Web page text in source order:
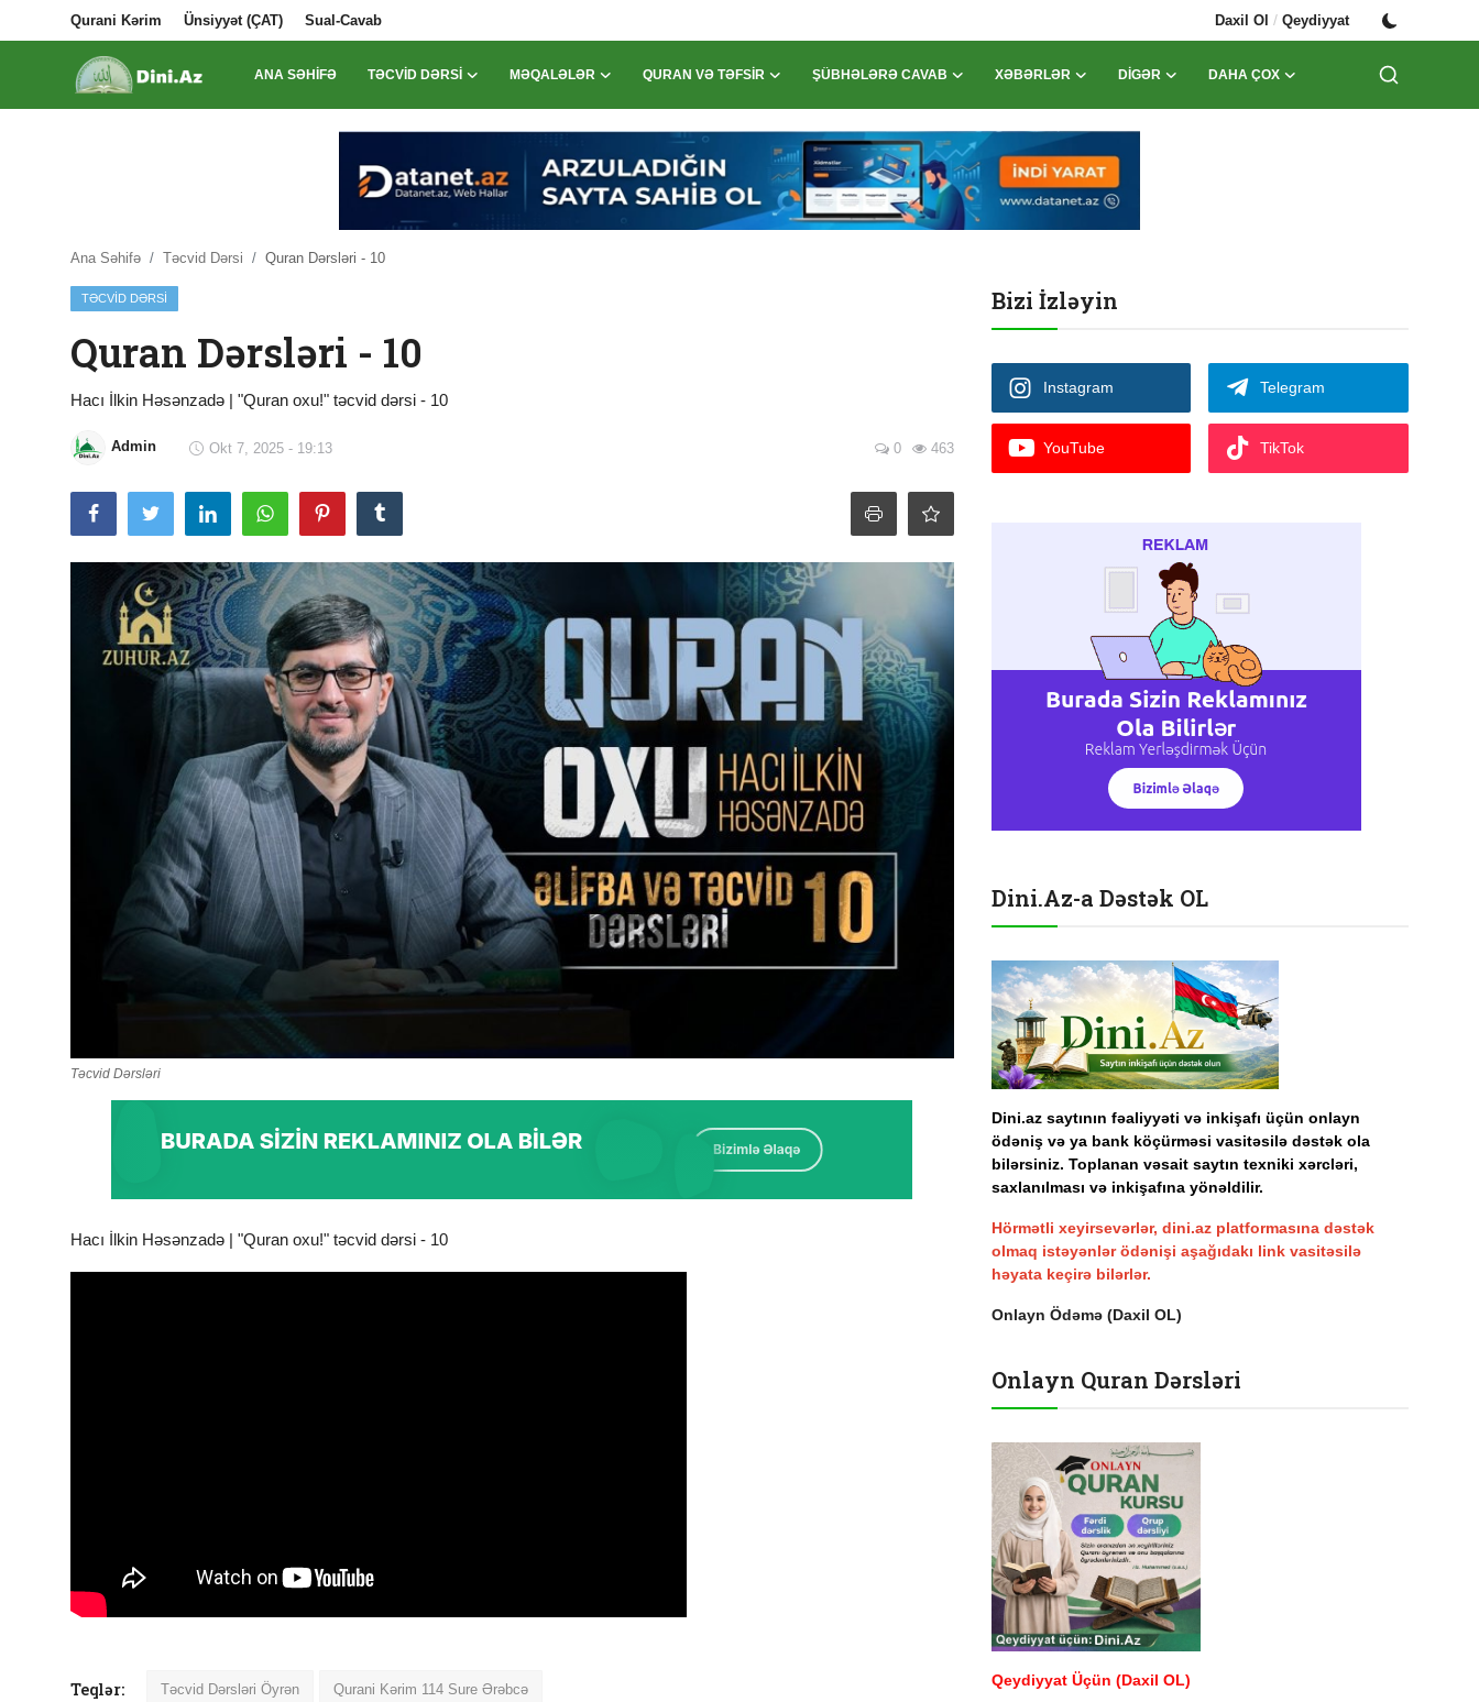
Qurani Kərim Ünsiyyət (ÇAT) Sual-Cavab Daxil Ol / Qeydiyyat
ANA SƏHIFƏ TƏCVID DƏRSI MƏQALƏLƏR QURAN VƏ TƏFSIR ŞÜBHƏLƏRƏ CAVAB XƏBƏRLƏR DIGƏR DAHA ÇOX
Qurani Kərim
Ünsiyyət (ÇAT)
Sual-Cavab
Təcvid Dərsi
Məqalələr
Quran və Təfsir
Ana Səhifə Təcvid Dərsi Quran Dərsləri - 10
TƏCVID DƏRSI
Quran Dərsləri - 10
Hacı İlkin Həsənzadə | "Quran oxu!" təcvid dərsi - 10
Admin Okt 7, 2025 - 19:13 0 463
Təcvid Dərsləri
Hacı İlkin Həsənzadə | "Quran oxu!" təcvid dərsi - 10
Teqlər: Təcvid Dərsləri Öyrən Qurani Kərim 114 Sure Ərəbcə
Bizi İzləyin
Instagram Telegram
YouTube TikTok
Dini.Az-a Dəstək OL
Dini.az saytının fəaliyyəti və inkişafı üçün onlayn
ödəniş və ya bank köçürməsi vasitəsilə dəstək ola
bilərsiniz. Toplanan vəsait saytın texniki xərcləri,
saxlanılması və inkişafına yönəldilir.
Hörmətli xeyirsevərlər, dini.az platformasına dəstək
olmaq istəyənlər ödənişi aşağıdakı link vasitəsilə
həyata keçirə bilərlər.
Onlayn Ödəmə (Daxil OL)
Onlayn Quran Dərsləri
Qeydiyyat Üçün (Daxil OL)